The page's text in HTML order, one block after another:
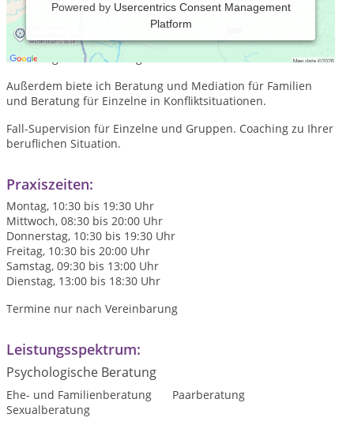
Powered by Usercentrics Consent Management
Platform
Als Diplom-Psychologin biete ich Ihnen Paartherapie,
Sexualtherapie für Paare, Trennungsberatung, Mediation für
Trennung und Scheidung an.
Außerdem biete ich Beratung und Mediation für Familien
und Beratung für Einzelne in Konfliktsituationen.
Fall-Supervision für Einzelne und Gruppen. Coaching zu Ihrer
beruflichen Situation.
Praxiszeiten:
Montag, 10:30 bis 19:30 Uhr
Mittwoch, 08:30 bis 20:00 Uhr
Donnerstag, 10:30 bis 19:30 Uhr
Freitag, 10:30 bis 20:00 Uhr
Samstag, 09:30 bis 13:00 Uhr
Dienstag, 13:00 bis 18:30 Uhr
Termine nur nach Vereinbarung
Leistungsspektrum:
Psychologische Beratung
Ehe- und Familienberatung
Paarberatung
Sexualberatung